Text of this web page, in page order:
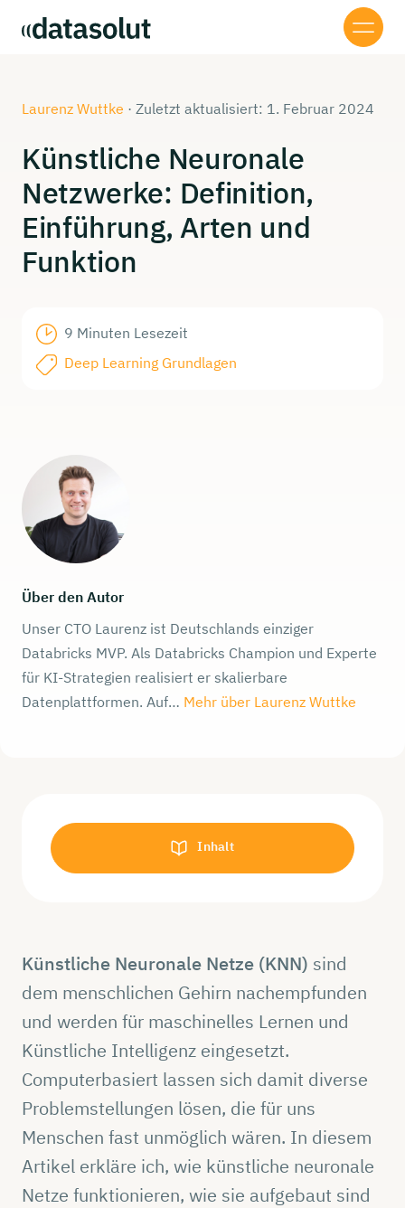
Laurenz Wuttke · Zuletzt aktualisiert: 1. Februar 2024
Künstliche Neuronale
Netzwerke: Definition,
Einführung, Arten und
Funktion
9 Minuten Lesezeit
Deep Learning Grundlagen
Über den Autor
Unser CTO Laurenz ist Deutschlands einziger
Databricks MVP. Als Databricks Champion und Experte
für KI-Strategien realisiert er skalierbare
Datenplattformen. Auf… Mehr über Laurenz Wuttke
Inhalt
Künstliche Neuronale Netze (KNN) sind
dem menschlichen Gehirn nachempfunden
und werden für maschinelles Lernen und
Künstliche Intelligenz eingesetzt.
Computerbasiert lassen sich damit diverse
Problemstellungen lösen, die für uns
Menschen fast unmöglich wären. In diesem
Artikel erkläre ich, wie künstliche neuronale
Netze funktionieren, wie sie aufgebaut sind